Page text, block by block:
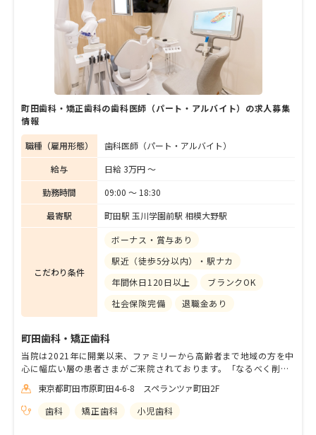
の診療の特徴、こだわり、歯科医療にかける
思いをたっぷりと語ってもらった。
町田歯科・矯正歯科の歯科医師（パート・アルバイト）の求人募集
情報
職種（雇用形態）
歯科医師（パート・アルバイト）
給与
日給 3万円 〜
勤務時間
09:00 〜 18:30
最寄駅
町田駅 玉川学園前駅 相模大野駅
こだわり条件
ボーナス・賞与あり
駅近（徒歩5分以内）・駅ナカ
年間休日120日以上
ブランクOK
社会保険完備
退職金あり
町田歯科・矯正歯科
当院は2021年に開業以来、ファミリーから高齢者まで地域の方を中
心に幅広い層の患者さまがご来院されております。「なるべく削ら
あたっております。 毎月の新患数は100名超えと、大変多くの方に
ご来院いただいています。 予防メンテナンスを重視しながら、保
険・自費治療ともに対応しています。 患者さまへの丁寧な対応はも
東京都町田市原町田4-6-8 スペランツァ町田2F
歯科
矯正歯科 小児歯科